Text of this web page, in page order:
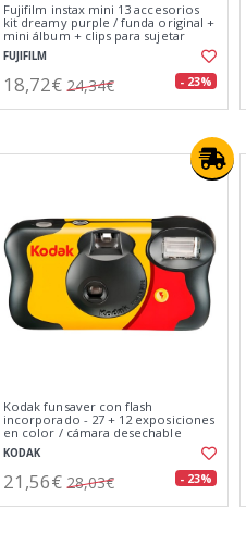
Fujifilm instax mini 13 accesorios
kit dreamy purple / funda original +
mini álbum + clips para sujetar
fotos
FUJIFILM
18,72€ 24,34€ - 23%
Kodak funsaver con flash
incorporado - 27 + 12 exposiciones
en color / cámara desechable
KODAK
21,56€ 28,03€ - 23%